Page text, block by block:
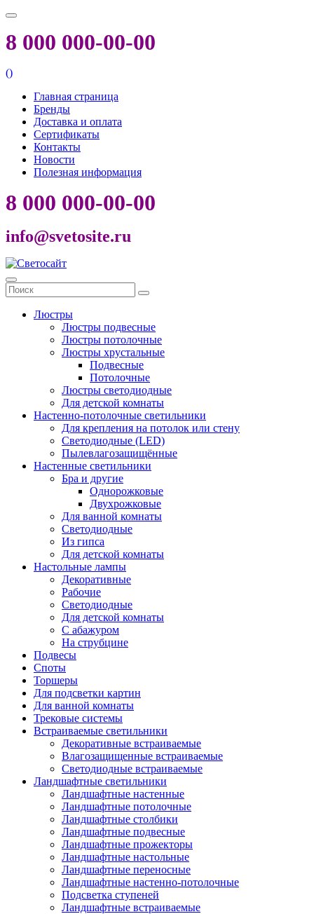
8 000 000-00-00
()
Главная страница
Бренды
Доставка и оплата
Сертификаты
Контакты
Новости
Полезная информация
8 000 000-00-00
info@svetosite.ru
Люстры
Люстры подвесные
Люстры потолочные
Люстры хрустальные
Подвесные
Потолочные
Люстры светодиодные
Для детской комнаты
Настенно-потолочные светильники
Для крепления на потолок или стену
Светодиодные (LED)
Пылевлагозащищённые
Настенные светильники
Бра и другие
Однорожковые
Двухрожковые
Для ванной комнаты
Светодиодные
Из гипса
Для детской комнаты
Настольные лампы
Декоративные
Рабочие
Светодиодные
Для детской комнаты
С абажуром
На струбцине
Подвесы
Споты
Торшеры
Для подсветки картин
Для ванной комнаты
Трековые системы
Встраиваемые светильники
Декоративные встраиваемые
Влагозащищенные встраиваемые
Светодиодные встраиваемые
Ландшафтные светильники
Ландшафтные настенные
Ландшафтные потолочные
Ландшафтные столбики
Ландшафтные подвесные
Ландшафтные прожекторы
Ландшафтные настольные
Ландшафтные переносные
Ландшафтные настенно-потолочные
Подсветка ступеней
Ландшафтные встраиваемые